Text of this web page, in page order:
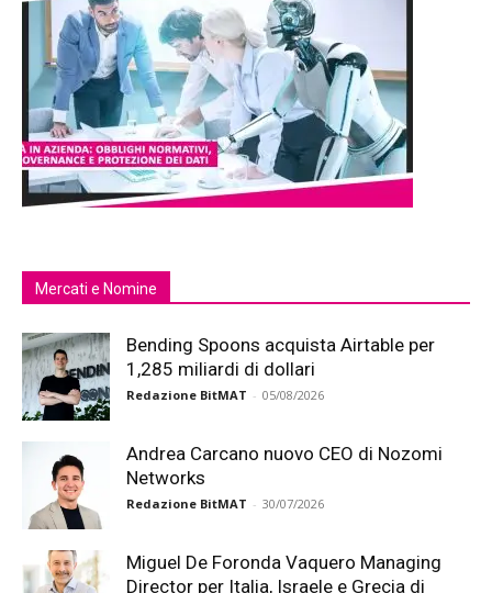
Mercati e Nomine
Bending Spoons acquista Airtable per
1,285 miliardi di dollari
Redazione BitMAT - 05/08/2026
Andrea Carcano nuovo CEO di Nozomi
Networks
Redazione BitMAT - 30/07/2026
Miguel De Foronda Vaquero Managing
Director per Italia, Israele e Grecia di